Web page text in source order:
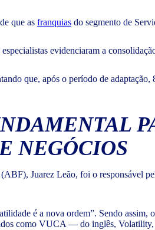
que as franquias do segmento de
evidenciaram a
que, após o período de
NEGÓCIOS
Juarez Leão, foi o responsável
é a nova ordem”. Sendo
como VUCA — do inglês,